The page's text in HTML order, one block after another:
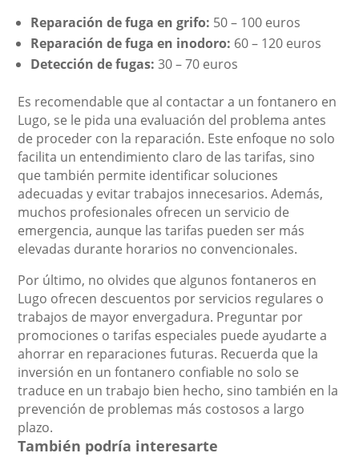
Reparación de fuga en grifo: 50 – 100 euros
Reparación de fuga en inodoro: 60 – 120 euros
Detección de fugas: 30 – 70 euros
Es recomendable que al contactar a un fontanero en
Lugo, se le pida una evaluación del problema antes
de proceder con la reparación. Este enfoque no solo
facilita un entendimiento claro de las tarifas, sino
que también permite identificar soluciones
adecuadas y evitar trabajos innecesarios. Además,
muchos profesionales ofrecen un servicio de
emergencia, aunque las tarifas pueden ser más
elevadas durante horarios no convencionales.
Por último, no olvides que algunos fontaneros en
Lugo ofrecen descuentos por servicios regulares o
trabajos de mayor envergadura. Preguntar por
promociones o tarifas especiales puede ayudarte a
ahorrar en reparaciones futuras. Recuerda que la
inversión en un fontanero confiable no solo se
traduce en un trabajo bien hecho, sino también en la
prevención de problemas más costosos a largo
plazo.
También podría interesarte